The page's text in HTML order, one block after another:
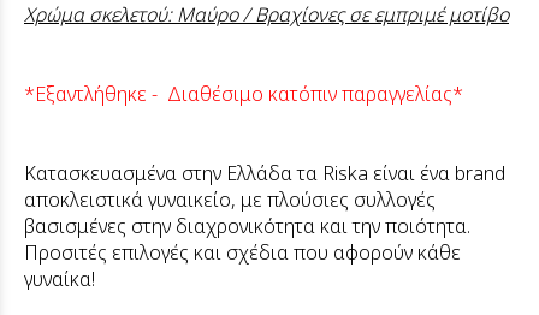
Χρώμα σκελετού: Μαύρο / Βραχίονες σε εμπριμέ μοτίβο
*Εξαντλήθηκε - Διαθέσιμο κατόπιν παραγγελίας*
Κατασκευασμένα στην Ελλάδα τα Riska είναι ένα brand
αποκλειστικά γυναικείο, με πλούσιες συλλογές
βασισμένες στην διαχρονικότητα και την ποιότητα.
Προσιτές επιλογές και σχέδια που αφορούν κάθε
γυναίκα!